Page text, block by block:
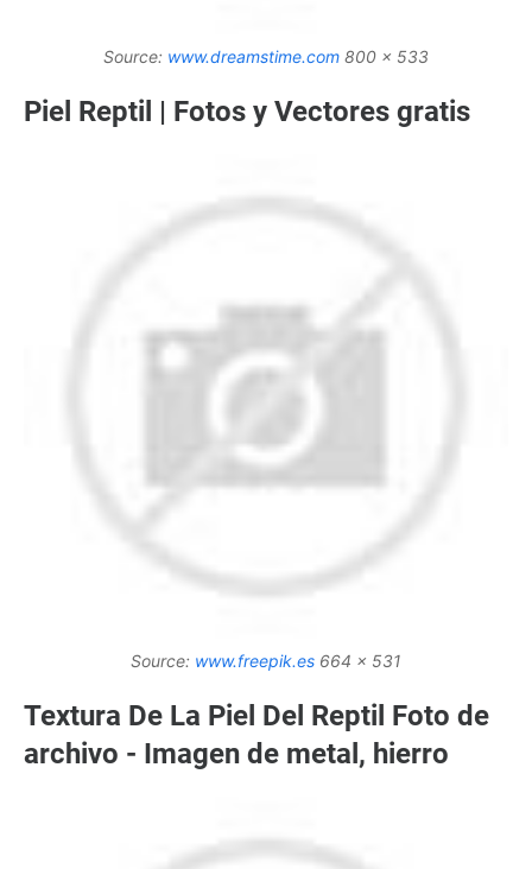
Source: www.dreamstime.com 800 x 533
Piel Reptil | Fotos y Vectores gratis
Source: www.freepik.es 664 x 531
Textura De La Piel Del Reptil Foto de
archivo - Imagen de metal, hierro